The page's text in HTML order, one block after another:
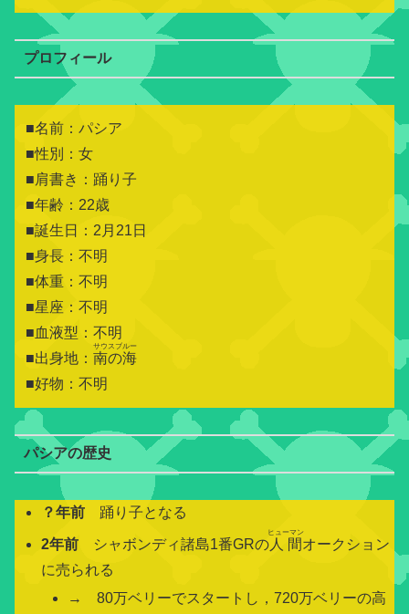
プロフィール
■名前：パシア
■性別：女
■肩書き：踊り子
■年齢：22歳
■誕生日：2月21日
■身長：不明
■体重：不明
■星座：不明
■血液型：不明
■出身地： 南の海
サウスブルー
■好物：不明
パシアの歴史
？年前 踊り子となる
2年前 シャボンディ諸島1番GRの 人間
ヒューマン
オークション
に売られる
→ 80万ベリーでスタートし，720万ベリーの高